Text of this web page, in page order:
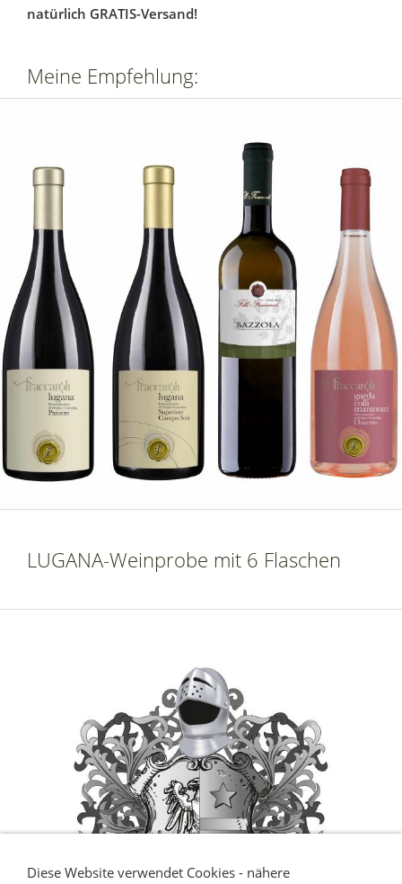
natürlich GRATIS-Versand!
Meine Empfehlung:
LUGANA-Weinprobe mit 6 Flaschen
Diese Website verwendet Cookies - nähere